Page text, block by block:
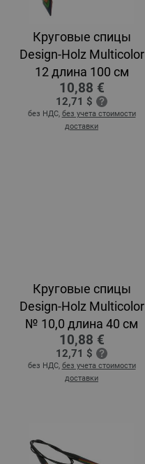
Круговые спицы
Design-Holz Multicolor
12 длина 100 см
10,88 €
12,71 $
без НДС, без учета стоимости
доставки
Круговые спицы
Design-Holz Multicolor
№ 10,0 длина 40 см
10,88 €
12,71 $
без НДС, без учета стоимости
доставки